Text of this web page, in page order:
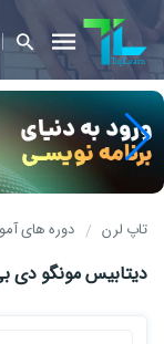
تاپ لرن دوره های
دیتابیس مونگو دی